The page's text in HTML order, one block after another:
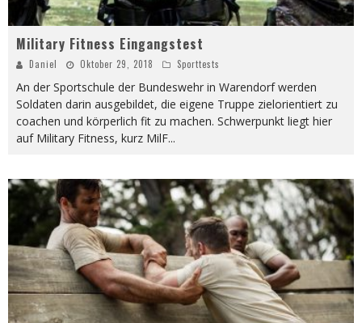
Military Fitness Eingangstest
Daniel Oktober 29, 2018 Sporttests
An der Sportschule der Bundeswehr in Warendorf werden
Soldaten darin ausgebildet, die eigene Truppe zielorientiert zu
coachen und körperlich fit zu machen. Schwerpunkt liegt hier
auf Military Fitness, kurz MilF...